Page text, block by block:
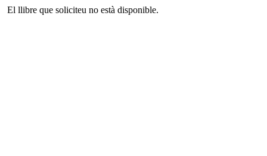
El llibre que soliciteu no està disponible.